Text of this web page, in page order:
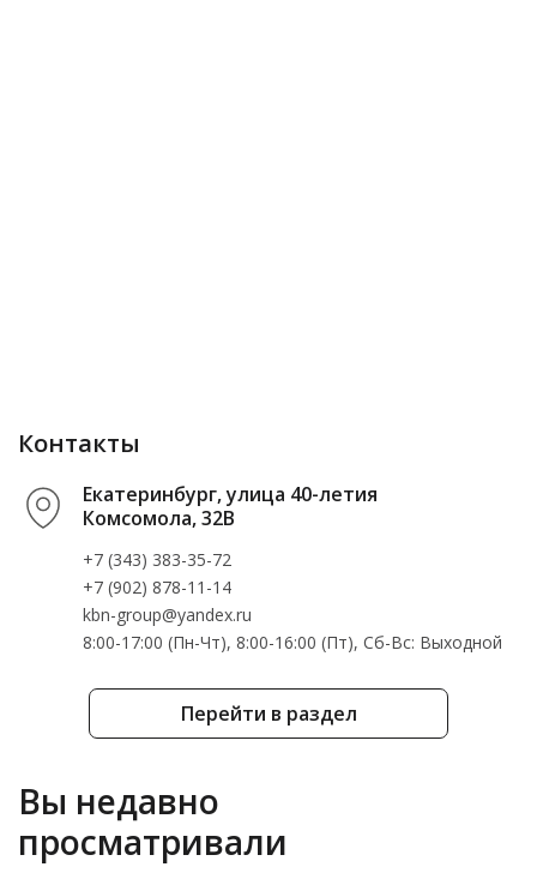
Перейти в раздел
Контакты
Екатеринбург, улица 40-летия
Комсомола, 32В
+7 (343) 383-35-72
+7 (902) 878-11-14
kbn-group@yandex.ru
8:00-17:00 (Пн-Чт), 8:00-16:00 (Пт), Cб-Вс: Выходной
Вы недавно
просматривали